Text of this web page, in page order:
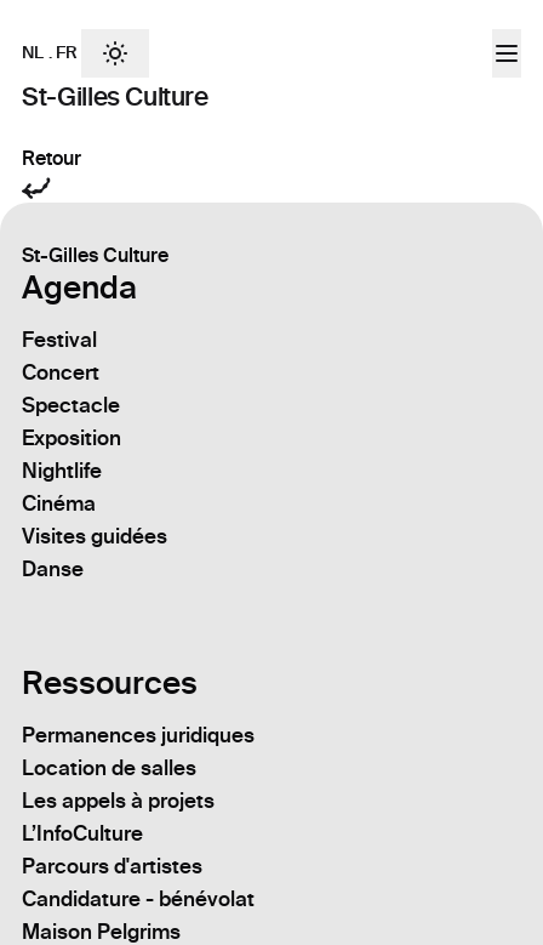
St-Gilles Culture
NL . FR
Retour
St-Gilles Culture
Agenda
Festival
Concert
Spectacle
Exposition
Nightlife
Cinéma
Visites guidées
Danse
Ressources
Permanences juridiques
Location de salles
Les appels à projets
L’InfoCulture
Parcours d'artistes
Candidature - bénévolat
Maison Pelgrims